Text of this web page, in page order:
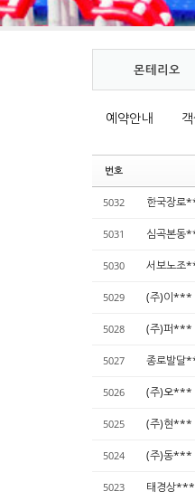
몬테리오
예약안내
번호
5032 한국장로
5031 심곡본동
5030 서보노조
5029 (주)이***
5028 (주)퍼***
5027 종로발달
5026 (주)오***
5025 (주)현***
5024 (주)동***
5023 태경상***